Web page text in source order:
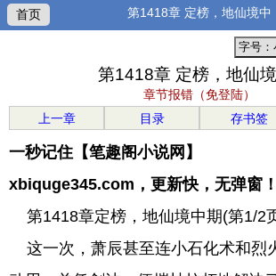
首页 第1418章 定榜，地仙境中
字号：
第1418章 定榜，地仙
章节报错（免登陆）
上一章
目录 存书签
一秒记住【笔趣阁小说网】
xbiquge345.com，更新快，无弹窗！
第1418章定榜，地仙境中期(第1/2
这一次，萧辰甚至连小石化术和烈